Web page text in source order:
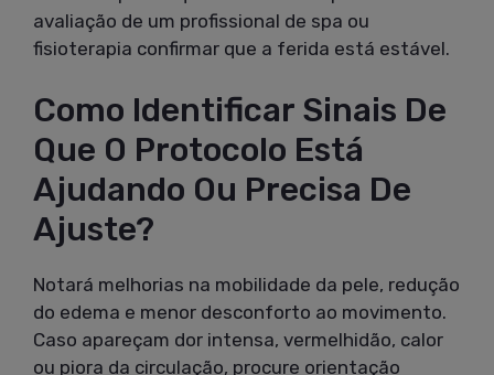
avaliação de um profissional de spa ou
fisioterapia confirmar que a ferida está estável.
Como Identificar Sinais De
Que O Protocolo Está
Ajudando Ou Precisa De
Ajuste?
Notará melhorias na mobilidade da pele, redução
do edema e menor desconforto ao movimento.
Caso apareçam dor intensa, vermelhidão, calor
ou piora da circulação, procure orientação